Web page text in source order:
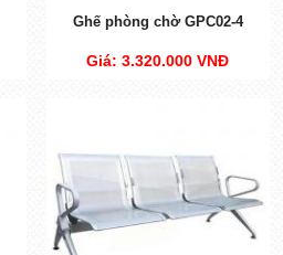
Ghế phòng chờ GPC02-4
Giá: 3.320.000 VNĐ